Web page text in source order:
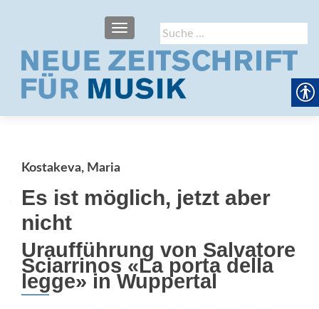
Suche
nach:
SCHALTE NAVIGATION
Kostakeva, Maria
Es ist möglich, jetzt aber
nicht
Uraufführung von Salvatore
Sciarrinos «La porta della
legge» in Wuppertal